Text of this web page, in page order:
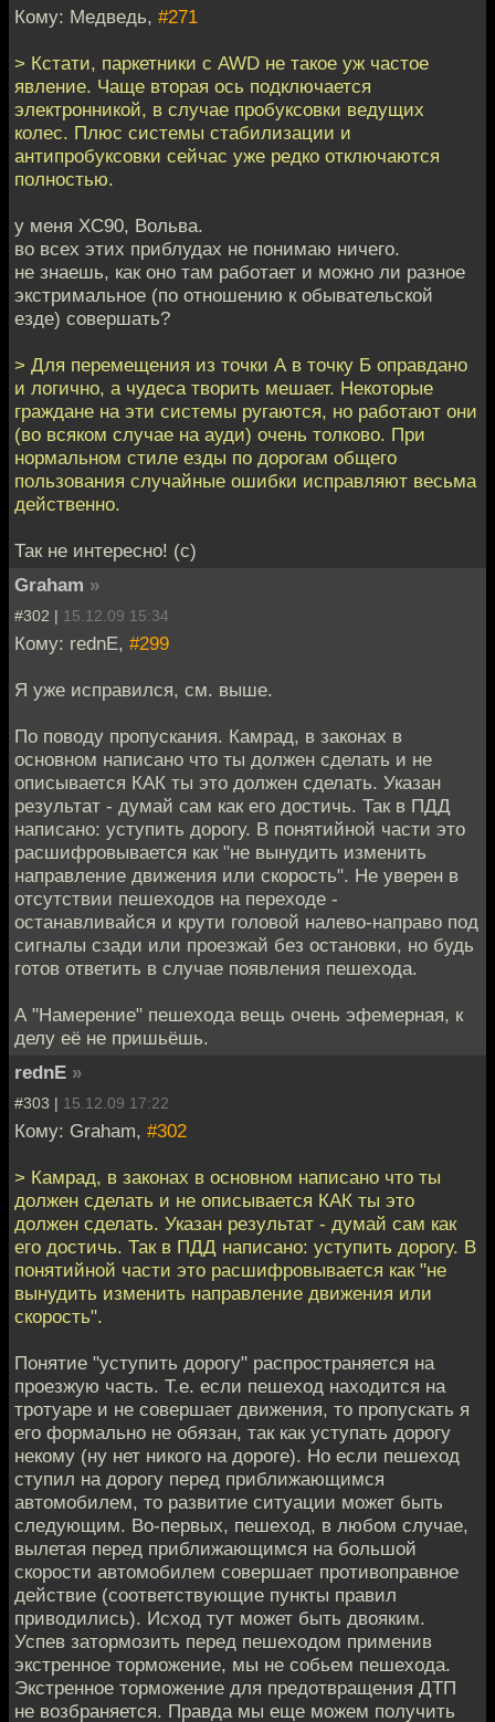
Кому: Медведь, #271
> Кстати, паркетники с AWD не такое уж частое
явление. Чаще вторая ось подключается
электронникой, в случае пробуксовки ведущих
колес. Плюс системы стабилизации и
антипробуксовки сейчас уже редко отключаются
полностью.
у меня XC90, Вольва.
во всех этих приблудах не понимаю ничего.
не знаешь, как оно там работает и можно ли разное
экстримальное (по отношению к обывательской
езде) совершать?
> Для перемещения из точки А в точку Б оправдано
и логично, а чудеса творить мешает. Некоторые
граждане на эти системы ругаются, но работают они
(во всяком случае на ауди) очень толково. При
нормальном стиле езды по дорогам общего
пользования случайные ошибки исправляют весьма
действенно.
Так не интересно! (с)
Graham »
#302 | 15.12.09 15:34
Кому: rednE, #299
Я уже исправился, см. выше.
По поводу пропускания. Камрад, в законах в
основном написано что ты должен сделать и не
описывается КАК ты это должен сделать. Указан
результат - думай сам как его достичь. Так в ПДД
написано: уступить дорогу. В понятийной части это
расшифровывается как "не вынудить изменить
направление движения или скорость". Не уверен в
отсутствии пешеходов на переходе -
останавливайся и крути головой налево-направо под
сигналы сзади или проезжай без остановки, но будь
готов ответить в случае появления пешехода.
А "Намерение" пешехода вещь очень эфемерная, к
делу её не пришьёшь.
rednE »
#303 | 15.12.09 17:22
Кому: Graham, #302
> Камрад, в законах в основном написано что ты
должен сделать и не описывается КАК ты это
должен сделать. Указан результат - думай сам как
его достичь. Так в ПДД написано: уступить дорогу. В
понятийной части это расшифровывается как "не
вынудить изменить направление движения или
скорость".
Понятие "уступить дорогу" распространяется на
проезжую часть. Т.е. если пешеход находится на
тротуаре и не совершает движения, то пропускать я
его формально не обязан, так как уступать дорогу
некому (ну нет никого на дороге). Но если пешеход
ступил на дорогу перед приближающимся
автомобилем, то развитие ситуации может быть
следующим. Во-первых, пешеход, в любом случае,
вылетая перед приближающимся на большой
скорости автомобилем совершает противоправное
действие (соответствующие пункты правил
приводились). Исход тут может быть двояким.
Успев затормозить перед пешеходом применив
экстренное торможение, мы не собьем пешехода.
Экстренное торможение для предотвращения ДТП
не возбраняется. Правда мы еще можем получить